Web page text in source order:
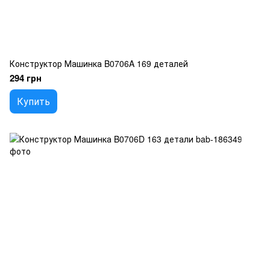
Конструктор Машинка B0706A 169 деталей
294 грн
Купить